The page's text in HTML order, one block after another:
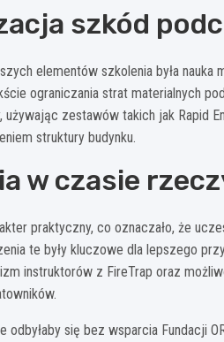
szkód
elementów szkolenia była
ograniczania strat materialnych
używając zestawów takich jak Rapid
struktury budynku.
w czasie
praktyczny, co oznaczało, że
te były kluczowe dla lepszego
instruktorów z FireTrap oraz
odbyłaby się bez wsparcia Fundacji